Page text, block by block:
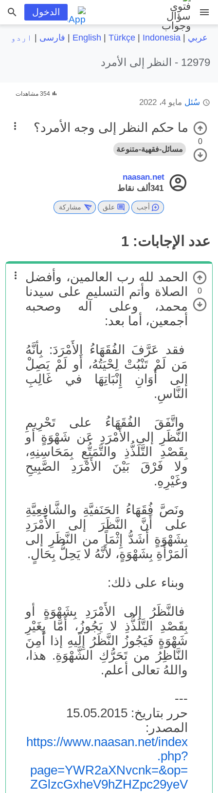
menu الدخول
عربي |
English Türkçe| Indonesia فارسی اردو
12979 - النظر إلى الأمرد
سُئل مايو 4، 2022
354 مشاهدات
0
ما حكم النظر إلى وجه الأمرد؟
مسائل-فقهية-متنوعة
naasan.net
341ألف
نقاط
أجب علق مشاركة
عدد الإجابات: 1
0
الحمد لله رب العالمين، وأفضل
الصلاة وأتم التسليم على سيدنا
محمد، وعلى آله وصحبه
أجمعين، أما بعد:
فقد عَرَّفَ الفُقَهَاءُ الأَمْرَدَ: بِأنَّهُ
مَن لَمْ تَنْبُتْ لِحْيَتُهُ، أَو لَمْ يَصِلْ
إلى أَوَانِ إِنْبَاتِهَا في غَالِبِ
النَّاسِ.
واتَّفَقَ الفُقَهَاءُ على تَحْرِيمِ
النَّظَرِ إلى الأَمْرَدِ عَن شَهْوَةٍ أو
بِقَصْدِ التَّلَذُّذِ والتَّمَتُّعِ بِمَحَاسِنِهِ،
ولا فَرْقَ بَيْنَ الأَمْرَدِ الصَّبِيحِ
وغَيْرِهِ.
ونَصَّ فُقَهَاءُ الحَنَفيَّةِ والشَّافِعِيَّةِ
على أَنَّ النَّظَرَ إلى الأَمْرَدِ
بِشَهْوَةٍ أَشَدُّ إِثْمَاً من النَّظَرِ إلى
المَرْأَةِ بِشَهْوَةٍ، لأَنَّهُ لا يَحِلُّ بِحَالٍ.
وبناء على ذلك:
فالنَّظَرُ إلى الأَمْرَدِ بِشَهْوَةٍ أو
بِقَصْدِ التَّلَذُّذِ لا يَجُوزُ، أَمَّا بِغَيْرِ
شَهْوَةٍ فَيَجُوزُ النَّظَرُ إِلَيهِ إذا أَمِنَ
النَّاظِرُ من تَحَرُّكِ الشَّهْوَةِ. هذا،
واللهُ تعالى أعلم.
---
حرر بتاريخ: 15.05.2015
المصدر:
https://www.naasan.net/index
.php?
page=YWR2aXNvcnk=&op=
ZGlzcGxheV9hZHZpc29yeV